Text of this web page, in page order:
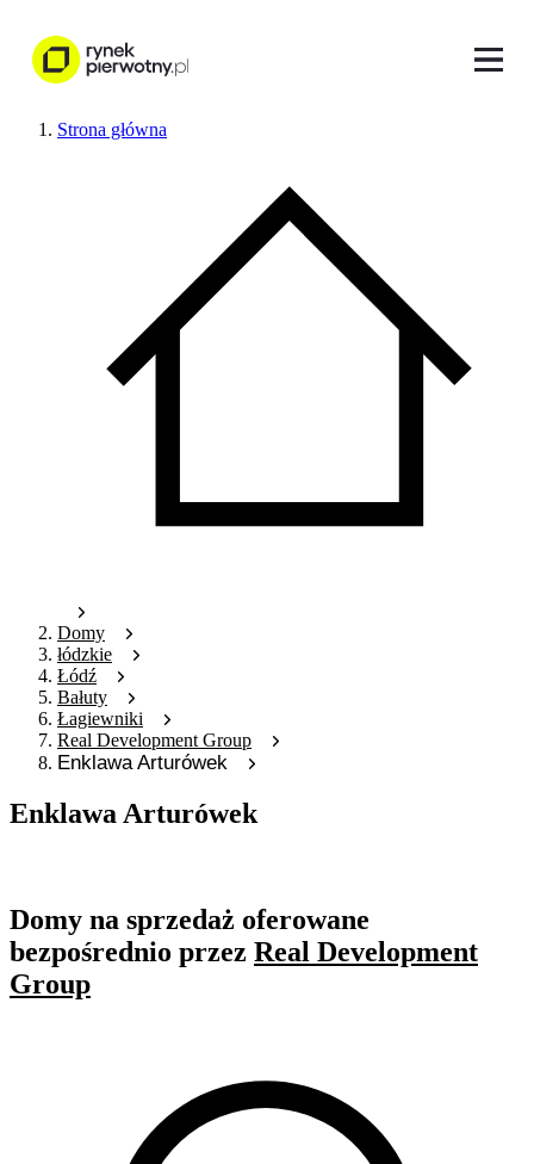
Strona główna
Domy
łódzkie
Łódź
Bałuty
Łagiewniki
Real Development Group
Enklawa Arturówek
Enklawa Arturówek
Domy na sprzedaż oferowane
bezpośrednio przez Real Development
Group